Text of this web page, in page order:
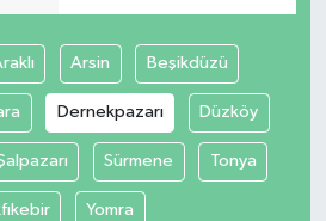
Arsin Beşikdüzü
Dernekpazarı Düzköy
Sürmene Tonya
Yomra